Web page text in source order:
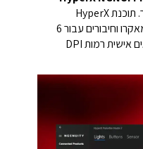
הפיקו את המרב מכל תנועת עכבר. תוכנת HyperX
NGNUITY יכולה להגדיר פקודות מאקרו וחיבורים עבור 6
הכפתורים הניתנים לתכנות, להתאים אישית רמות DPI